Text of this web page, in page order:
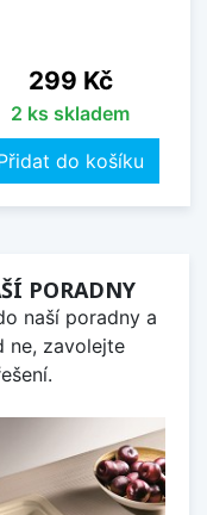
Cena
299 Kč
2 ks skladem
do košíku
PORADNY
naší poradny a
ne, zavolejte